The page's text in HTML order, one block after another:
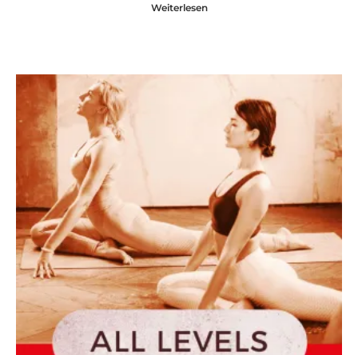
Weiterlesen